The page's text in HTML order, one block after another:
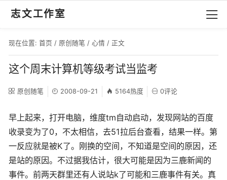
志文工作室
现在位置: 首页 / 原创随笔 / 心情 / 正文
这个周末计算机等级考试当监考
原创随笔 2008-09-21 5164热度 0评论
早上起来，打开电脑，维度tm自动启动，发现网站的百度
收录变为了0，不太相信，去51拉后台查看，结果一样。第
一反应就是被K了。刚换的空间，不知道是空间的原因，还
是站的原因。不过据我估计，很大可能是因为三鹿新闻的
事件。前两天群里还有人说站k了可能和三鹿事件有关。真